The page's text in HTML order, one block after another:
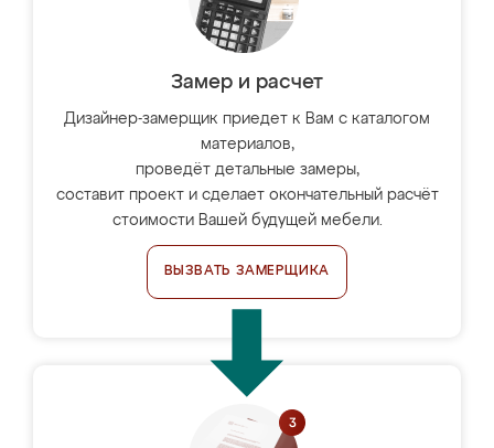
Замер и расчет
Дизайнер-замерщик приедет к Вам с каталогом
материалов,
проведёт детальные замеры,
составит проект и сделает окончательный расчёт
стоимости Вашей будущей мебели.
ВЫЗВАТЬ ЗАМЕРЩИКА